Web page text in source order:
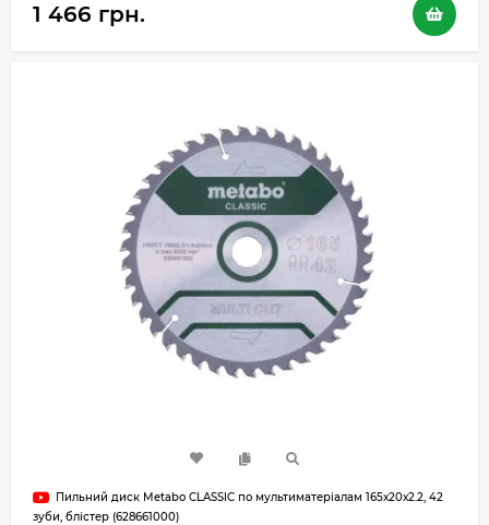
1 466 грн.
Пильний диск Metabo CLASSIC по мультиматеріалам 165х20х2.2, 42
зуби, блістер (628661000)